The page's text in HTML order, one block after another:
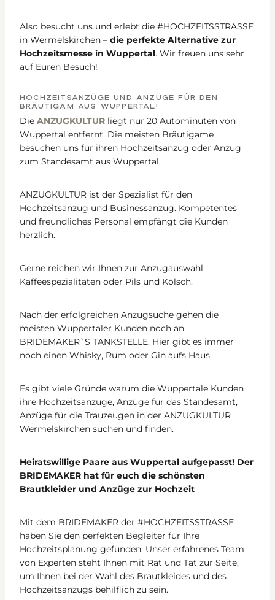
Also besucht uns und erlebt die #HOCHZEITSSTRASSE
in Wermelskirchen – die perfekte Alternative zur
Hochzeitsmesse in Wuppertal. Wir freuen uns sehr
auf Euren Besuch!
HOCHZEITSANZÜGE UND ANZÜGE FÜR DEN
BRÄUTIGAM AUS WUPPERTAL!
Die ANZUGKULTUR liegt nur 20 Autominuten von
Wuppertal entfernt. Die meisten Bräutigame
besuchen uns für ihren Hochzeitsanzug oder Anzug
zum Standesamt aus Wuppertal.
ANZUGKULTUR ist der Spezialist für den
Hochzeitsanzug und Businessanzug. Kompetentes
und freundliches Personal empfängt die Kunden
herzlich.
Gerne reichen wir Ihnen zur Anzugauswahl
Kaffeespezialitäten oder Pils und Kölsch.
Nach der erfolgreichen Anzugsuche gehen die
meisten Wuppertaler Kunden noch an
BRIDEMAKER`S TANKSTELLE. Hier gibt es immer
noch einen Whisky, Rum oder Gin aufs Haus.
Es gibt viele Gründe warum die Wuppertale Kunden
ihre Hochzeitsanzüge, Anzüge für das Standesamt,
Anzüge für die Trauzeugen in der ANZUGKULTUR
Wermelskirchen suchen und finden.
Heiratswillige Paare aus Wuppertal aufgepasst! Der
BRIDEMAKER hat für euch die schönsten
Brautkleider und Anzüge zur Hochzeit
Mit dem BRIDEMAKER der #HOCHZEITSSTRASSE
haben Sie den perfekten Begleiter für Ihre
Hochzeitsplanung gefunden. Unser erfahrenes Team
von Experten steht Ihnen mit Rat und Tat zur Seite,
um Ihnen bei der Wahl des Brautkleides und des
Hochzeitsanzugs behilflich zu sein.